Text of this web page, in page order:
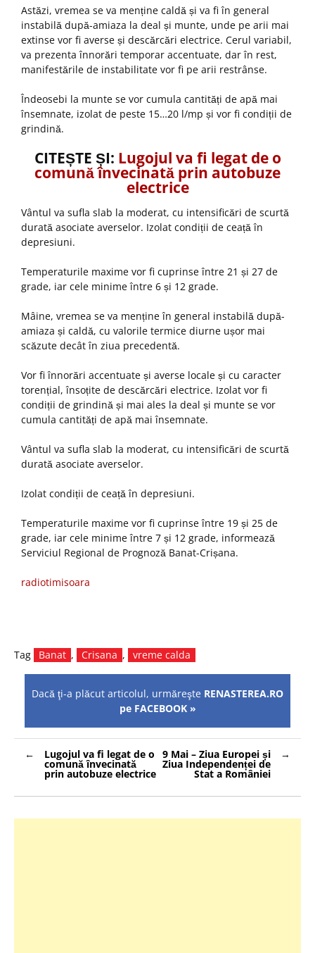
Astăzi, vremea se va menține caldă și va fi în general
instabilă după-amiaza la deal și munte, unde pe arii mai
extinse vor fi averse și descărcări electrice. Cerul variabil,
va prezenta înnorări temporar accentuate, dar în rest,
manifestările de instabilitate vor fi pe arii restrânse.
Îndeosebi la munte se vor cumula cantități de apă mai
însemnate, izolat de peste 15…20 l/mp și vor fi condiții de
grindină.
CITEȘTE ȘI: Lugojul va fi legat de o
comună învecinată prin autobuze
electrice
Vântul va sufla slab la moderat, cu intensificări de scurtă
durată asociate averselor. Izolat condiții de ceață în
depresiuni.
Temperaturile maxime vor fi cuprinse între 21 și 27 de
grade, iar cele minime între 6 și 12 grade.
Mâine, vremea se va menține în general instabilă după-
amiaza și caldă, cu valorile termice diurne ușor mai
scăzute decât în ziua precedentă.
Vor fi înnorări accentuate și averse locale și cu caracter
torențial, însoțite de descărcări electrice. Izolat vor fi
condiții de grindină și mai ales la deal și munte se vor
cumula cantități de apă mai însemnate.
Vântul va sufla slab la moderat, cu intensificări de scurtă
durată asociate averselor.
Izolat condiții de ceață în depresiuni.
Temperaturile maxime vor fi cuprinse între 19 și 25 de
grade, iar cele minime între 7 și 12 grade, informează
Serviciul Regional de Prognoză Banat-Crișana.
radiotimisoara
Tag Banat , Crisana , vreme calda
Dacă ţi-a plăcut articolul, urmăreşte RENASTEREA.RO
pe FACEBOOK »
Navigare
în
articole
Lugojul va fi legat de o
comună învecinată
prin autobuze electrice
9 Mai – Ziua Europei și
Ziua Independenței de
Stat a României